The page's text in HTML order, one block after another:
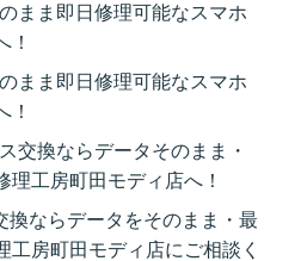
まま即日修理可能なスマホ
！
まま即日修理可能なスマホ
！
交換ならデータそのまま・
工房町田モディ店へ！
換ならデータをそのまま・最
工房町田モディ店にご相談く